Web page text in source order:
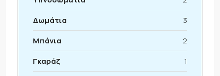
Δωμάτια
3
Μπάνια
2
Γκαράζ
1